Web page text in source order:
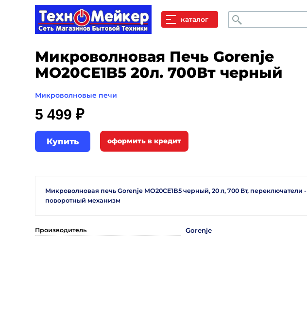
каталог Поиск
Микроволновая Печь Gorenje
MO20CE1B5 20л. 700Вт черный
Микроволновые печи
5 499 ₽
Купить
Микроволновая печь Gorenje MO20CE1B5 черный, 20 л, 700 Вт, переключатели -
поворотный механизм
Производитель Gorenje